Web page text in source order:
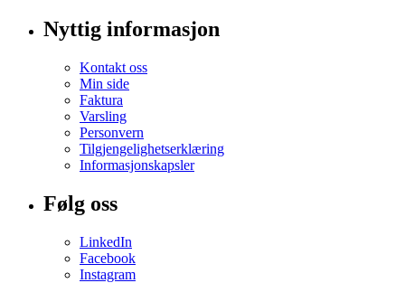
Nyttig informasjon
Kontakt oss
Min side
Faktura
Varsling
Personvern
Tilgjengelighetserklæring
Informasjonskapsler
Følg oss
LinkedIn
Facebook
Instagram